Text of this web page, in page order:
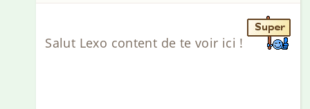
Salut Lexo content de te voir ici !